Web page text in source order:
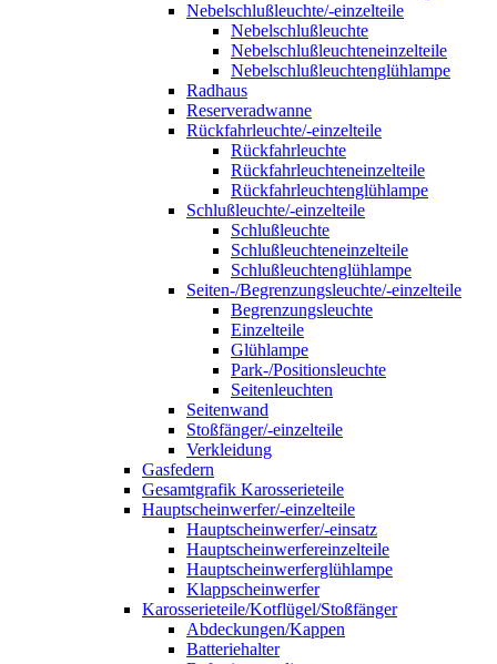
Nebelschlußleuchte/-einzelteile
Nebelschlußleuchte
Nebelschlußleuchteneinzelteile
Nebelschlußleuchtenglühlampe
Radhaus
Reserveradwanne
Rückfahrleuchte/-einzelteile
Rückfahrleuchte
Rückfahrleuchteneinzelteile
Rückfahrleuchtenglühlampe
Schlußleuchte/-einzelteile
Schlußleuchte
Schlußleuchteneinzelteile
Schlußleuchtenglühlampe
Seiten-/Begrenzungsleuchte/-einzelteile
Begrenzungsleuchte
Einzelteile
Glühlampe
Park-/Positionsleuchte
Seitenleuchten
Seitenwand
Stoßfänger/-einzelteile
Verkleidung
Gasfedern
Gesamtgrafik Karosserieteile
Hauptscheinwerfer/-einzelteile
Hauptscheinwerfer/-einsatz
Hauptscheinwerfereinzelteile
Hauptscheinwerferglühlampe
Klappscheinwerfer
Karosserieteile/Kotflügel/Stoßfänger
Abdeckungen/Kappen
Batteriehalter